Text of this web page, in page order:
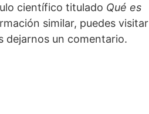
científico titulado Qué es
similar, puedes visitar
dejarnos un comentario.